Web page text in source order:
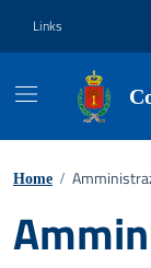
Links
Home /